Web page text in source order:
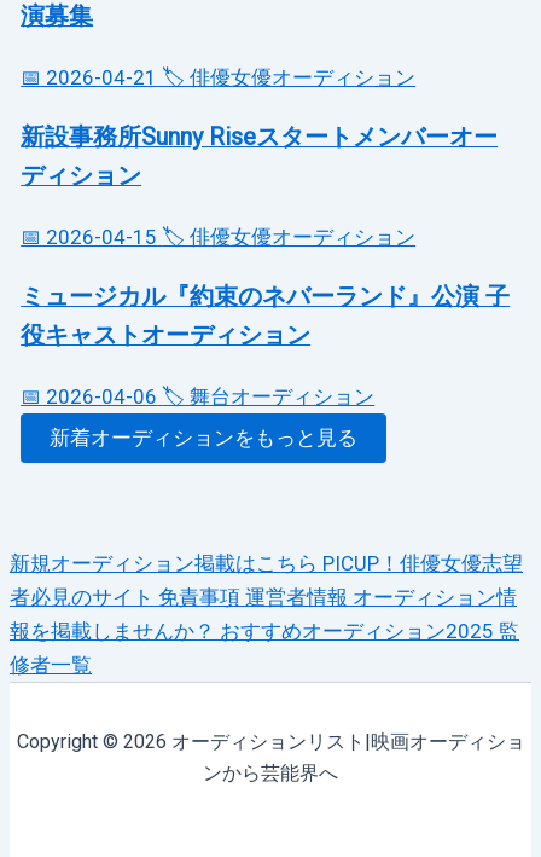
演募集
📅 2026-04-21 🏷️ 俳優女優オーディション
新設事務所Sunny Riseスタートメンバーオー
ディション
📅 2026-04-15 🏷️ 俳優女優オーディション
ミュージカル『約束のネバーランド』公演 子
役キャストオーディション
📅 2026-04-06 🏷️ 舞台オーディション
新着オーディションをもっと見る
新規オーディション掲載はこちら PICUP！俳優女優志望
者必見のサイト 免責事項 運営者情報 オーディション情
報を掲載しませんか？ おすすめオーディション2025 監
修者一覧
Copyright © 2026 オーディションリスト|映画オーディショ
ンから芸能界へ